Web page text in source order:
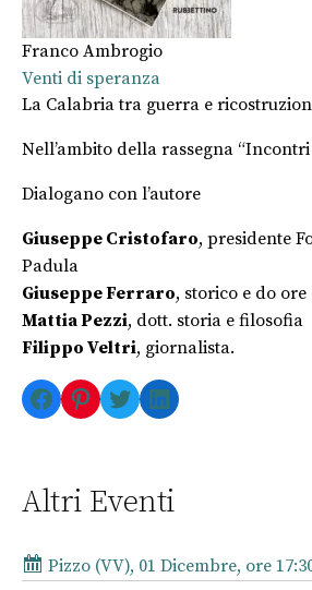
Franco Ambrogio
Venti di speranza
La Calabria tra guerra e
Nell’ambito della rassegna “Incontri
Dialogano con l’autore
Giuseppe Cristofaro, presidente
Padula
Giuseppe Ferraro, storico e do
Mattia Pezzi, dott. storia e filosofia
Filippo Veltri, giornalista.
Facebook
Pinterest
TwitterLinkedIn
Altri Eventi
Pizzo (VV), 01 Dicembre, ore